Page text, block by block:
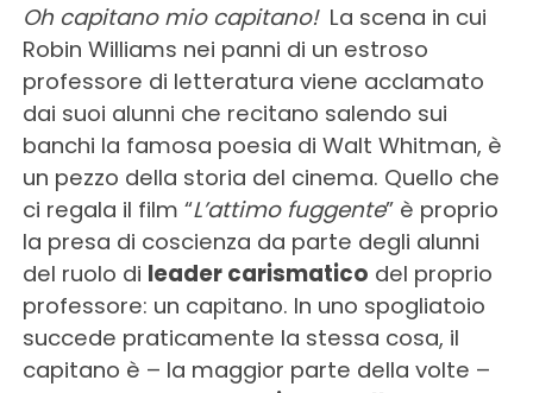
Oh capitano mio capitano! La scena in cui
Robin Williams nei panni di un estroso
professore di letteratura viene acclamato
dai suoi alunni che recitano salendo sui
banchi la famosa poesia di Walt Whitman, è
un pezzo della storia del cinema. Quello che
ci regala il film “L’attimo fuggente” è proprio
la presa di coscienza da parte degli alunni
del ruolo di leader carismatico del proprio
professore: un capitano. In uno spogliatoio
succede praticamente la stessa cosa, il
capitano è – la maggior parte della volte –